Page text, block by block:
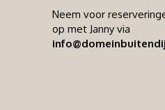
Neem voor
op met Janny via